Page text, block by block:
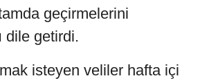
geçirmelerini
dile getirdi.
isteyen veliler hafta içi